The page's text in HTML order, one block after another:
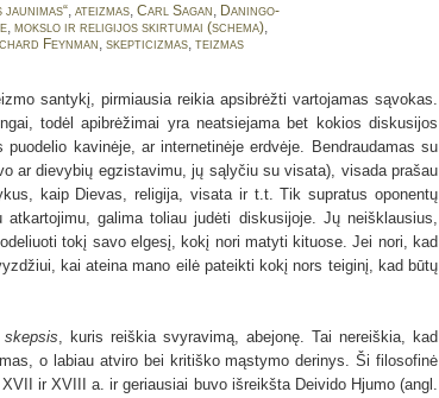
, ateizmas, Carl Sagan, Daningo-
, mokslo ir religijos skirtumai (schema),
Feynman, skepticizmas, teizmas
santykį, pirmiausia reikia apsibrėžti vartojamas sąvokas.
todėl apibrėžimai yra neatsiejama bet kokios diskusijos
kavinėje, ar internetinėje erdvėje. Bendraudamas su
ar dievybių egzistavimu, jų sąlyčiu su visata), visada prašau
kaip Dievas, religija, visata ir t.t. Tik supratus oponentų
galima toliau judėti diskusijoje. Jų neišklausius,
tokį savo elgesį, kokį nori matyti kituose. Jei nori, kad
kai ateina mano eilė pateikti kokį nors teiginį, kad būtų
skepsis, kuris reiškia svyravimą, abejonę. Tai nereiškia, kad
o labiau atviro bei kritiško mąstymo derinys. Ši filosofinė
ir XVIII a. ir geriausiai buvo išreikšta Deivido Hjumo (angl.